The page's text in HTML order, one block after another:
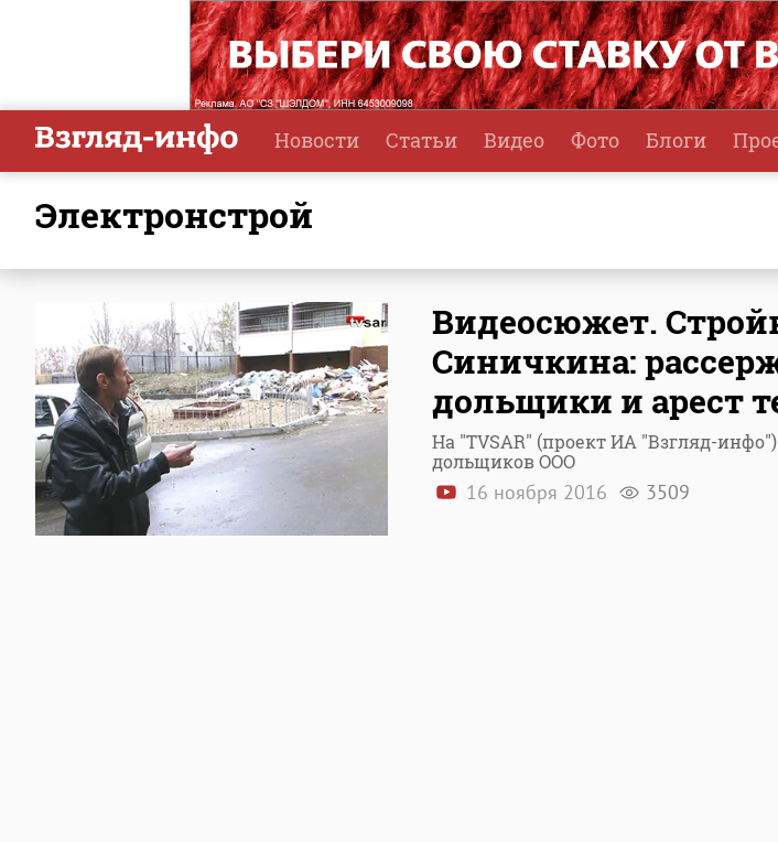
Новости Статьи Видео Фото Блоги
Электронстрой
Видеосюжет.
Синичкина:
дольщики и арест
На "TVSAR" (проект ИА "Взгляд-
дольщиков ООО
16 ноября 2016 3509